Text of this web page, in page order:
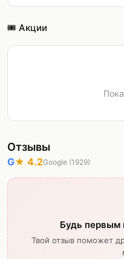
🎟️ Акции
Отзывы
G★ 4.2Google (1929)
Будь первым
Твой отзыв поможет